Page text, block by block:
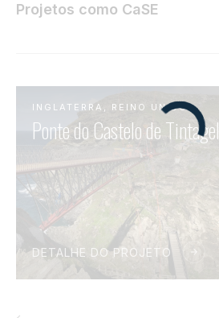
Projetos como CaSE
INGLATERRA, REINO UNIDO
Ponte do Castelo de Tintagel
DETALHE DO PROJETO